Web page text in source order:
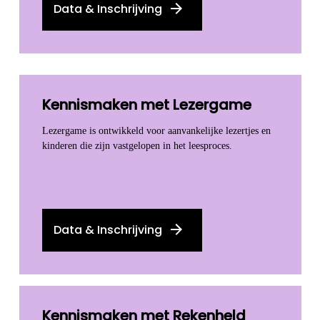
Data & Inschrijving
Kennismaken met Lezergame
Lezergame is ontwikkeld voor aanvankelijke lezertjes en
kinderen die zijn vastgelopen in het leesproces.
Data & Inschrijving
Kennismaken met Rekenheld